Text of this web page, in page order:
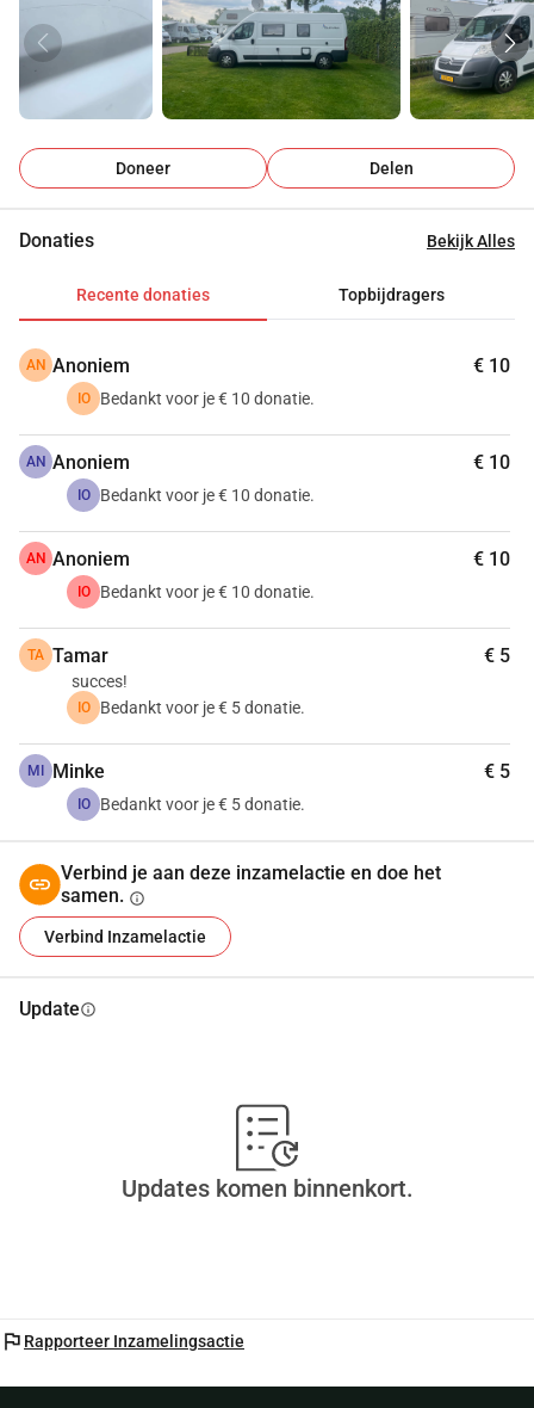
Ik vind dit heel erg, want ik heb dit niet zelf gedaan.
Wil je mij steunen om de schade te vergoeden?
Alle bijdragen van elke omvang helpen mij dichter naar
mijn doel.
Iris
bericht.
Doneer Delen
Donaties Bekijk Alles
Recente donaties Topbijdragers
AN Anoniem € 10
IO Bedankt voor je € 10 donatie.
AN Anoniem € 10
IO Bedankt voor je € 10 donatie.
AN Anoniem € 10
IO Bedankt voor je € 10 donatie.
TA Tamar € 5
succes!
IO Bedankt voor je € 5 donatie.
MI Minke € 5
IO Bedankt voor je € 5 donatie.
Verbind je aan deze inzamelactie en doe het
samen. info
Verbind Inzamelactie
Updateinfo
Updates komen binnenkort.
flag Rapporteer Inzamelingsactie